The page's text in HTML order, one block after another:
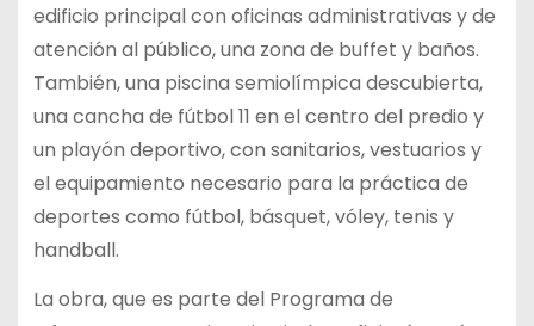
edificio principal con oficinas administrativas y de
atención al público, una zona de buffet y baños.
También, una piscina semiolímpica descubierta,
una cancha de fútbol 11 en el centro del predio y
un playón deportivo, con sanitarios, vestuarios y
el equipamiento necesario para la práctica de
deportes como fútbol, básquet, vóley, tenis y
handball.
La obra, que es parte del Programa de